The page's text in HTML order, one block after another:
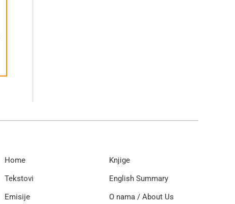
Home
Tekstovi
Emisije
Knjige
English Summary
O nama / About Us